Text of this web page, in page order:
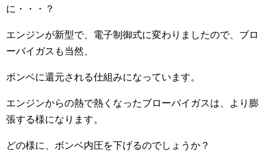
に・・・？
エンジンが新型で、電子制御式に変わりましたので、ブロ
ーバイガスも当然、
ボンベに還元される仕組みになっています。
エンジンからの熱で熱くなったブローバイガスは、より膨
張する様になります。
どの様に、ボンベ内圧を下げるのでしょうか？